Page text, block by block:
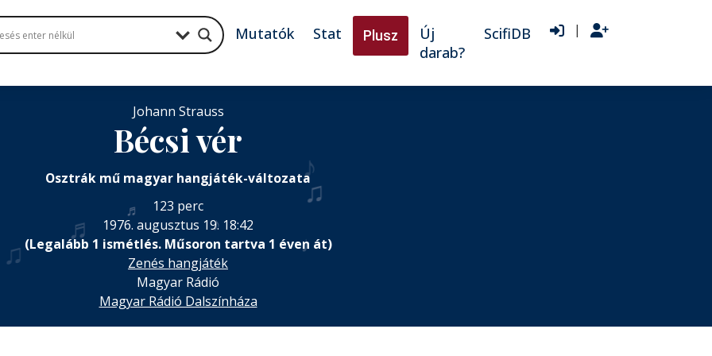
Mutatók Stat Plusz
Új
darab?
ScifiDB |
♫
♬
♪
♩
♪
Johann Strauss
Bécsi vér
Osztrák mű magyar hangjáték-változata
123 perc
1976. augusztus 19. 18:42
(Legalább 1 ismétlés. Műsoron tartva 1 éven át)
Zenés hangjáték
Magyar Rádió
Magyar Rádió Dalszínháza